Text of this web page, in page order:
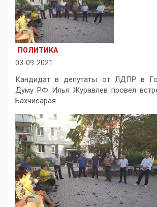
ПОЛИТИКА
03-09-2021
Кандидат в депутаты от ЛДПР в
Думу РФ Илья Журавлев провел
Бахчисарая.